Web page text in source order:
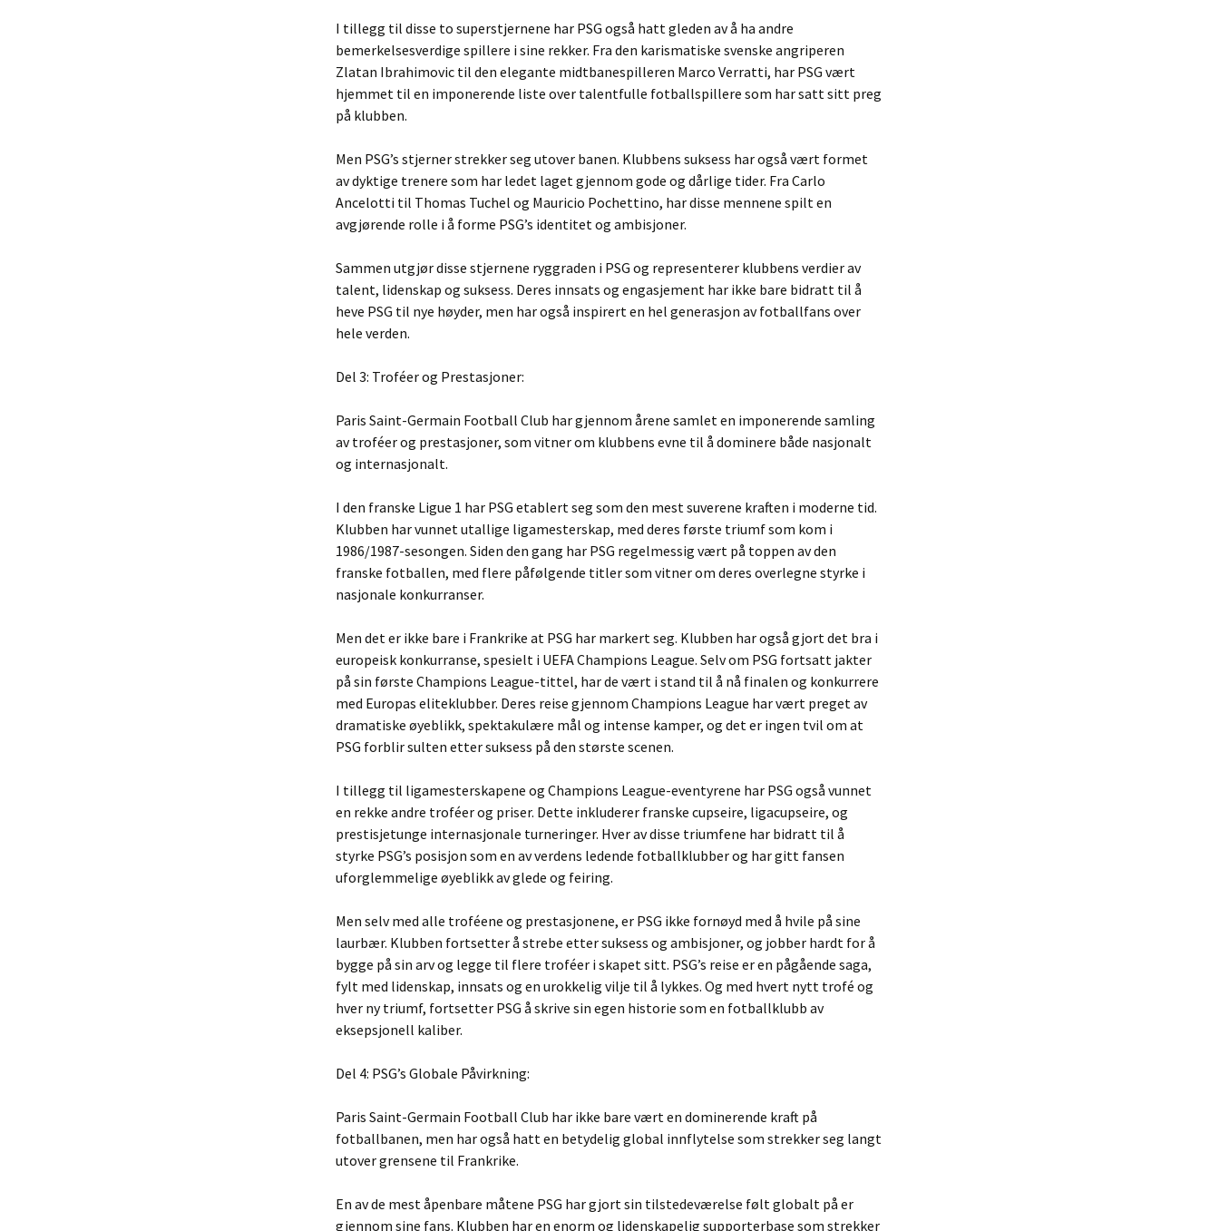
I tillegg til disse to superstjernene har PSG også hatt gleden av å ha andre
bemerkelsesverdige spillere i sine rekker. Fra den karismatiske svenske angriperen
Zlatan Ibrahimovic til den elegante midtbanespilleren Marco Verratti, har PSG vært
hjemmet til en imponerende liste over talentfulle fotballspillere som har satt sitt preg
på klubben.
Men PSG’s stjerner strekker seg utover banen. Klubbens suksess har også vært formet
av dyktige trenere som har ledet laget gjennom gode og dårlige tider. Fra Carlo
Ancelotti til Thomas Tuchel og Mauricio Pochettino, har disse mennene spilt en
avgjørende rolle i å forme PSG’s identitet og ambisjoner.
Sammen utgjør disse stjernene ryggraden i PSG og representerer klubbens verdier av
talent, lidenskap og suksess. Deres innsats og engasjement har ikke bare bidratt til å
heve PSG til nye høyder, men har også inspirert en hel generasjon av fotballfans over
hele verden.
Del 3: Troféer og Prestasjoner:
Paris Saint-Germain Football Club har gjennom årene samlet en imponerende samling
av troféer og prestasjoner, som vitner om klubbens evne til å dominere både nasjonalt
og internasjonalt.
I den franske Ligue 1 har PSG etablert seg som den mest suverene kraften i moderne tid.
Klubben har vunnet utallige ligamesterskap, med deres første triumf som kom i
1986/1987-sesongen. Siden den gang har PSG regelmessig vært på toppen av den
franske fotballen, med flere påfølgende titler som vitner om deres overlegne styrke i
nasjonale konkurranser.
Men det er ikke bare i Frankrike at PSG har markert seg. Klubben har også gjort det bra i
europeisk konkurranse, spesielt i UEFA Champions League. Selv om PSG fortsatt jakter
på sin første Champions League-tittel, har de vært i stand til å nå finalen og konkurrere
med Europas eliteklubber. Deres reise gjennom Champions League har vært preget av
dramatiske øyeblikk, spektakulære mål og intense kamper, og det er ingen tvil om at
PSG forblir sulten etter suksess på den største scenen.
I tillegg til ligamesterskapene og Champions League-eventyrene har PSG også vunnet
en rekke andre troféer og priser. Dette inkluderer franske cupseire, ligacupseire, og
prestisjetunge internasjonale turneringer. Hver av disse triumfene har bidratt til å
styrke PSG’s posisjon som en av verdens ledende fotballklubber og har gitt fansen
uforglemmelige øyeblikk av glede og feiring.
Men selv med alle troféene og prestasjonene, er PSG ikke fornøyd med å hvile på sine
laurbær. Klubben fortsetter å strebe etter suksess og ambisjoner, og jobber hardt for å
bygge på sin arv og legge til flere troféer i skapet sitt. PSG’s reise er en pågående saga,
fylt med lidenskap, innsats og en urokkelig vilje til å lykkes. Og med hvert nytt trofé og
hver ny triumf, fortsetter PSG å skrive sin egen historie som en fotballklubb av
eksepsjonell kaliber.
Del 4: PSG’s Globale Påvirkning:
Paris Saint-Germain Football Club har ikke bare vært en dominerende kraft på
fotballbanen, men har også hatt en betydelig global innflytelse som strekker seg langt
utover grensene til Frankrike.
En av de mest åpenbare måtene PSG har gjort sin tilstedeværelse følt globalt på er
gjennom sine fans. Klubben har en enorm og lidenskapelig supporterbase som strekker